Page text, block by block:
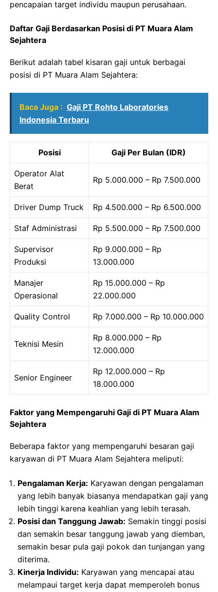
pencapaian target individu maupun perusahaan.
Daftar Gaji Berdasarkan Posisi di PT Muara Alam
Sejahtera
Berikut adalah tabel kisaran gaji untuk berbagai
posisi di PT Muara Alam Sejahtera:
Baca Juga : Gaji PT Rohto Laboratories
Indonesia Terbaru
Posisi Gaji Per Bulan (IDR)
Operator Alat
Berat
Rp 5.000.000 – Rp 7.500.000
Driver Dump Truck Rp 4.500.000 – Rp 6.500.000
Staf Administrasi Rp 5.500.000 – Rp 7.500.000
Supervisor
Produksi
Rp 9.000.000 – Rp
13.000.000
Manajer
Operasional
Rp 15.000.000 – Rp
22.000.000
Quality Control Rp 7.000.000 – Rp 10.000.000
Teknisi Mesin
Rp 8.000.000 – Rp
12.000.000
Senior Engineer
Rp 12.000.000 – Rp
18.000.000
Faktor yang Mempengaruhi Gaji di PT Muara Alam
Sejahtera
Beberapa faktor yang mempengaruhi besaran gaji
karyawan di PT Muara Alam Sejahtera meliputi:
Pengalaman Kerja: Karyawan dengan pengalaman
yang lebih banyak biasanya mendapatkan gaji yang
lebih tinggi karena keahlian yang lebih terasah.
Posisi dan Tanggung Jawab: Semakin tinggi posisi
dan semakin besar tanggung jawab yang diemban,
semakin besar pula gaji pokok dan tunjangan yang
diterima.
Kinerja Individu: Karyawan yang mencapai atau
melampaui target kerja dapat memperoleh bonus